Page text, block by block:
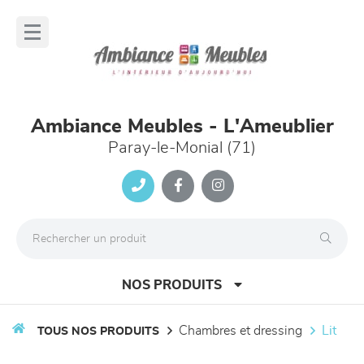
Ambiance Meubles - L'Ameublier
Paray-le-Monial (71)
NOS PRODUITS
TOUS NOS PRODUITS chambres et dressing lit